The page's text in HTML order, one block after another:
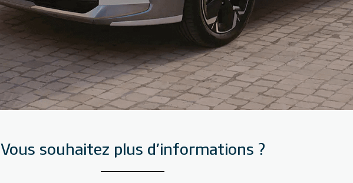
Vous souhaitez plus d’informations ?